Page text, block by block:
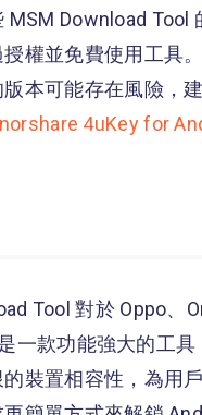
MSM Download Tool
權並免費使用工具
本可能存在風險，
4uKey for
Tool 對於 Oppo、
一款功能強大的工具
裝置相容性，為用